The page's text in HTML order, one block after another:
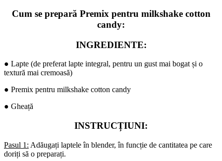
Cum se prepară Premix pentru milkshake cotton
candy:
INGREDIENTE:
● Lapte (de preferat lapte integral, pentru un gust mai bogat și o
textură mai cremoasă)
● Premix pentru milkshake cotton candy
● Gheață
INSTRUCȚIUNI:
Pasul 1: Adăugați laptele în blender, în funcție de cantitatea pe care
doriți să o preparați.